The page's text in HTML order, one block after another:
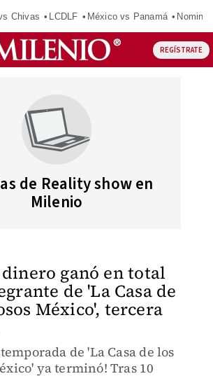
Chivas LCDLF México vs Panamá
REGÍSTRATE
de Reality show en
Milenio
dinero ganó en total
de 'La Casa de
México', tercera
de 'La Casa de los
ya terminó! Tras 10